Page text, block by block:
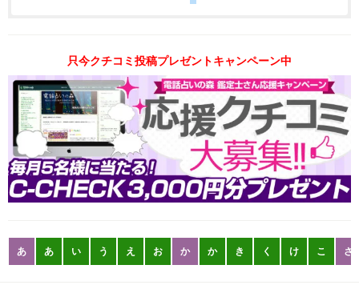
只今クチコミ投稿プレゼントキャンペーン中
あ あ い う え お か か き く け こ さ